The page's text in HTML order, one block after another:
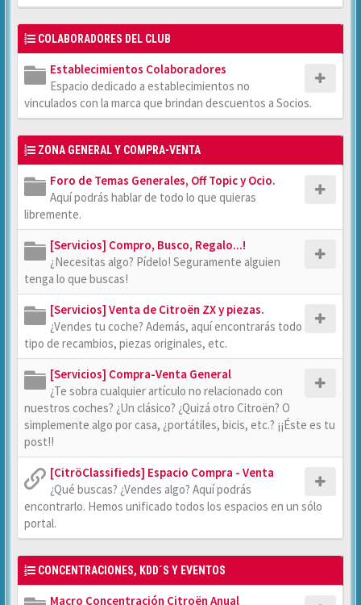
COLABORADORES DEL CLUB
Establecimientos Colaboradores
Espacio dedicado a establecimientos no
vinculados con la marca que brindan descuentos a Socios.
ZONA GENERAL Y COMPRA-VENTA
Foro de Temas Generales, Off Topic y Ocio.
Aquí podrás hablar de todo lo que quieras
libremente.
[Servicios] Compro, Busco, Regalo...!
¿Necesitas algo? Pídelo! Seguramente alguien
tenga lo que buscas!
[Servicios] Venta de Citroën ZX y piezas.
¿Vendes tu coche? Además, aquí encontrarás todo
tipo de recambios, piezas originales, etc.
[Servicios] Compra-Venta General
¿Te sobra cualquier artículo no relacionado con
nuestros coches? ¿Un clásico? ¿Quizá otro Citroën? O
simplemente algo por casa, ¿portátiles, bicis, etc.? ¡¡Éste es tu
post!!
[CitröClassifieds] Espacio Compra - Venta
¿Qué buscas? ¿Vendes algo? Aquí podrás
encontrarlo. Hemos unificado todos los espacios en un sólo
portal.
CONCENTRACIONES, KDD´S Y EVENTOS
Macro Concentración Citroën Anual